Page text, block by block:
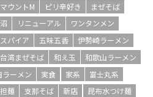
ウントM ピリ辛好き
まぜそば
リニューアル
ワンタンメン
パイア 五味五香
伊勢崎ラーメン
台湾まぜそば 和え玉
和歌山ラーメン
ラーメン 実食 家系
富士丸系
麺 支那そば 新店
昆布水つけ麺